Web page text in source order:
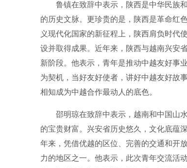
鲁镇在致辞中表示，陕西是中华民族和
的历史文脉。更珍贵的是，陕西是革命红
义现代化国家的新征程上，陕西肩负时代
设并取得成果。近年来，陕西与越南兴安
新阶段。他表示，青年是推动中越友好事
为契机，当好友好使者，讲好中越友好故
相知成为中越合作最动人的底色。
邵明琼在致辞中表示，越南和中国山水
的宝贵财富。兴安省历史悠久，文化底蕴
年来，凭借优越的区位、完善的交通和开
力的地区之一。他表示，此次青年交流活